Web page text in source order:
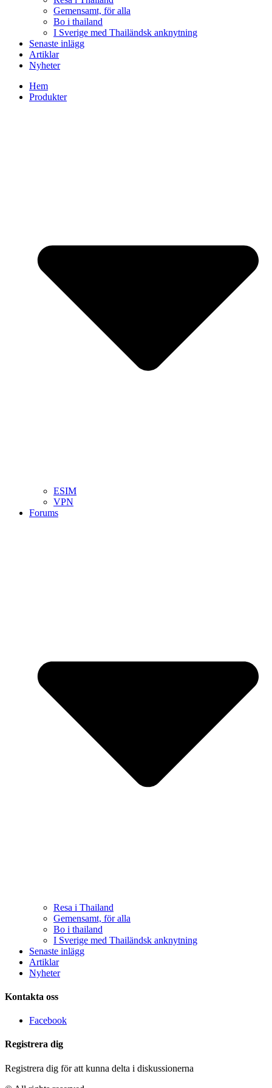
Gemensamt, för alla
Bo i thailand
I Sverige med Thailändsk anknytning
Senaste inlägg
Artiklar
Nyheter
Hem
Produkter
ESIM
VPN
Forums
Resa i Thailand
Gemensamt, för alla
Bo i thailand
I Sverige med Thailändsk anknytning
Senaste inlägg
Artiklar
Nyheter
Kontakta oss
Facebook
Registrera dig
Registrera dig för att kunna delta i diskussionerna